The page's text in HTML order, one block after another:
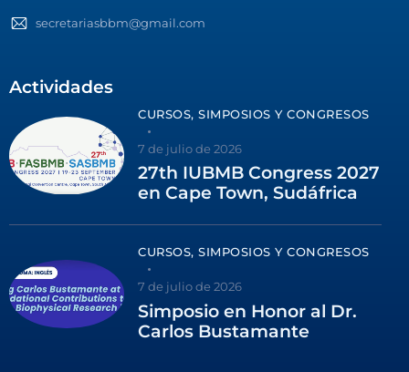
secretariasbbm@gmail.com
Actividades
CURSOS, SIMPOSIOS Y CONGRESOS
7 de julio de 2026
27th IUBMB Congress 2027
en Cape Town, Sudáfrica
CURSOS, SIMPOSIOS Y CONGRESOS
7 de julio de 2026
Simposio en Honor al Dr.
Carlos Bustamante